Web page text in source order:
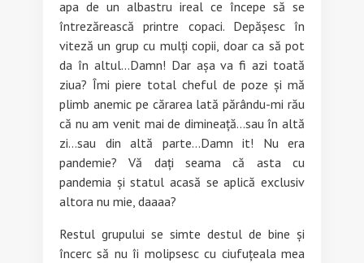
apa de un albastru ireal ce începe să se
întrezărească printre copaci. Depășesc în
viteză un grup cu mulți copii, doar ca să pot
da în altul…Damn! Dar așa va fi azi toată
ziua? Îmi piere total cheful de poze și mă
plimb anemic pe cărarea lată părându-mi rău
că nu am venit mai de dimineață…sau în altă
zi…sau din altă parte…Damn it! Nu era
pandemie? Vă dați seama că asta cu
pandemia și statul acasă se aplică exclusiv
altora nu mie, daaaa?
Restul grupului se simte destul de bine și
încerc să nu îi molipsesc cu ciufuțeala mea